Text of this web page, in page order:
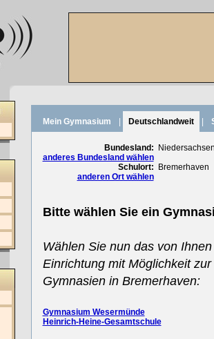
Mein Gymnasium Deutschlandweit
Bundesland:
anderes Bundesland wählen
Schulort:
anderen Ort wählen
Bremerhaven
Bitte wählen Sie ein
Wählen Sie nun das von
Einrichtung mit Möglichkeit
Gymnasien in Bremerhaven:
Gymnasium Wesermünde
Heinrich-Heine-Gesamtschule